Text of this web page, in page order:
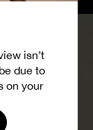
isn’t
due to
on your